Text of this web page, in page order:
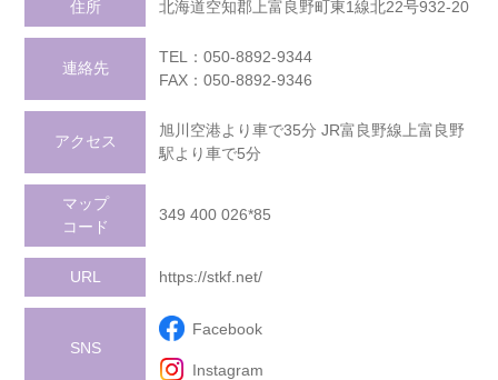
住所 北海道空知郡上富良野町東1線北22号932-20
連絡先
TEL：050-8892-9344
FAX：050-8892-9346
アクセス
旭川空港より車で35分 JR富良野線上富良野
駅より車で5分
マップ
コード
349 400 026*85
URL https://stkf.net/
SNS
Facebook
Instagram